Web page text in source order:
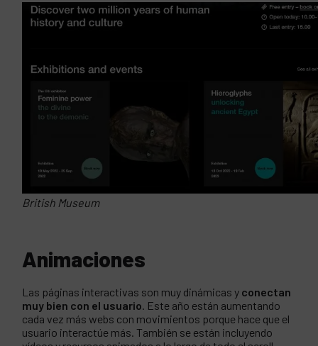
British Museum
Animaciones
Las páginas interactivas son muy dinámicas y conectan
muy bien con el usuario . Este año están aumentando
cada vez más webs con movimientos porque hace que el
usuario interactúe más. También se están incluyendo